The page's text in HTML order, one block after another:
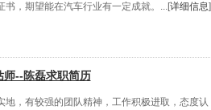
书，期望能在汽车行业有一定成就。...[详细信息]
师--陈磊求职简历
地，有较强的团队精神，工作积极进取，态度认